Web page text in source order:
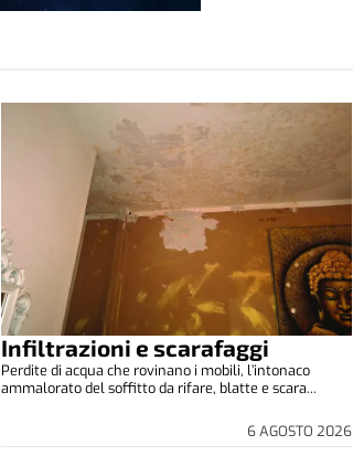
Infiltrazioni e scarafaggi
6 AGOSTO 2026
Perdite di acqua che rovinano i mobili, l’intonaco
ammalorato del soffitto da rifare, blatte e scara...